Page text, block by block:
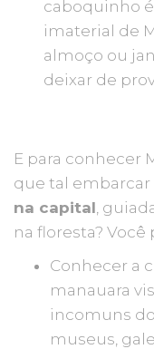
caboquinho
imaterial de
almoço ou
deixar de
E para conhecer
que tal embarcar
na capital ,
na floresta? Você
Conhecer a
manauara
incomuns
museus,